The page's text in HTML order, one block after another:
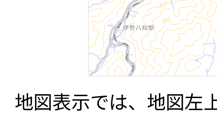
地図表示では、地図左